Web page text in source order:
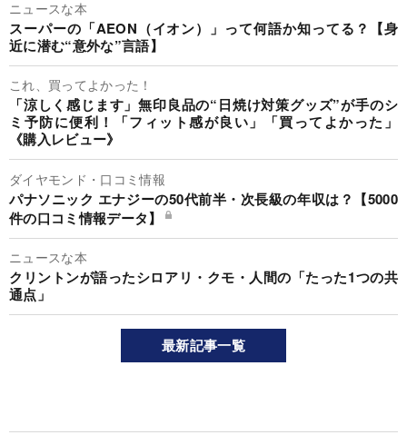
ニュースな本
スーパーの「AEON（イオン）」って何語か知ってる？【身
近に潜む“意外な”言語】
これ、買ってよかった！
「涼しく感じます」無印良品の“日焼け対策グッズ”が手のシ
ミ予防に便利！「フィット感が良い」「買ってよかった」
《購入レビュー》
ダイヤモンド・口コミ情報
パナソニック エナジーの50代前半・次長級の年収は？【5000
件の口コミ情報データ】
ニュースな本
クリントンが語ったシロアリ・クモ・人間の「たった1つの共
通点」
最新記事一覧